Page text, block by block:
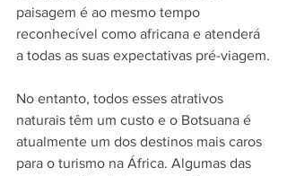
paisagem é ao mesmo tempo
reconhecível como africana e atenderá
a todas as suas expectativas pré-viagem.
No entanto, todos esses atrativos
naturais têm um custo e o Botsuana é
atualmente um dos destinos mais caros
para o turismo na África. Algumas das